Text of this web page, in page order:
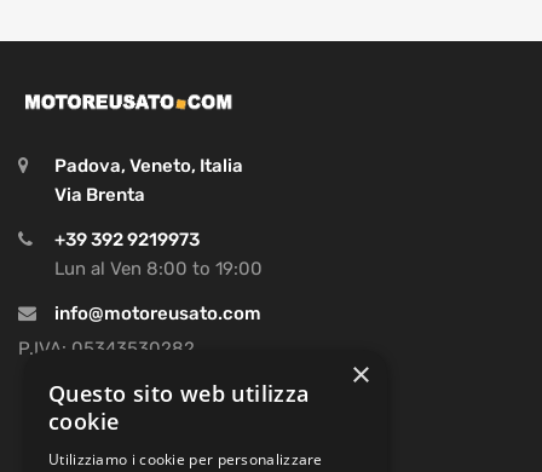
Padova, Veneto, Italia
Via Brenta
+39 392 9219973
Lun al Ven 8:00 to 19:00
info@motoreusato.com
P.IVA: 05343530282
×
Questo sito web utilizza
cookie
Utilizziamo i cookie per personalizzare